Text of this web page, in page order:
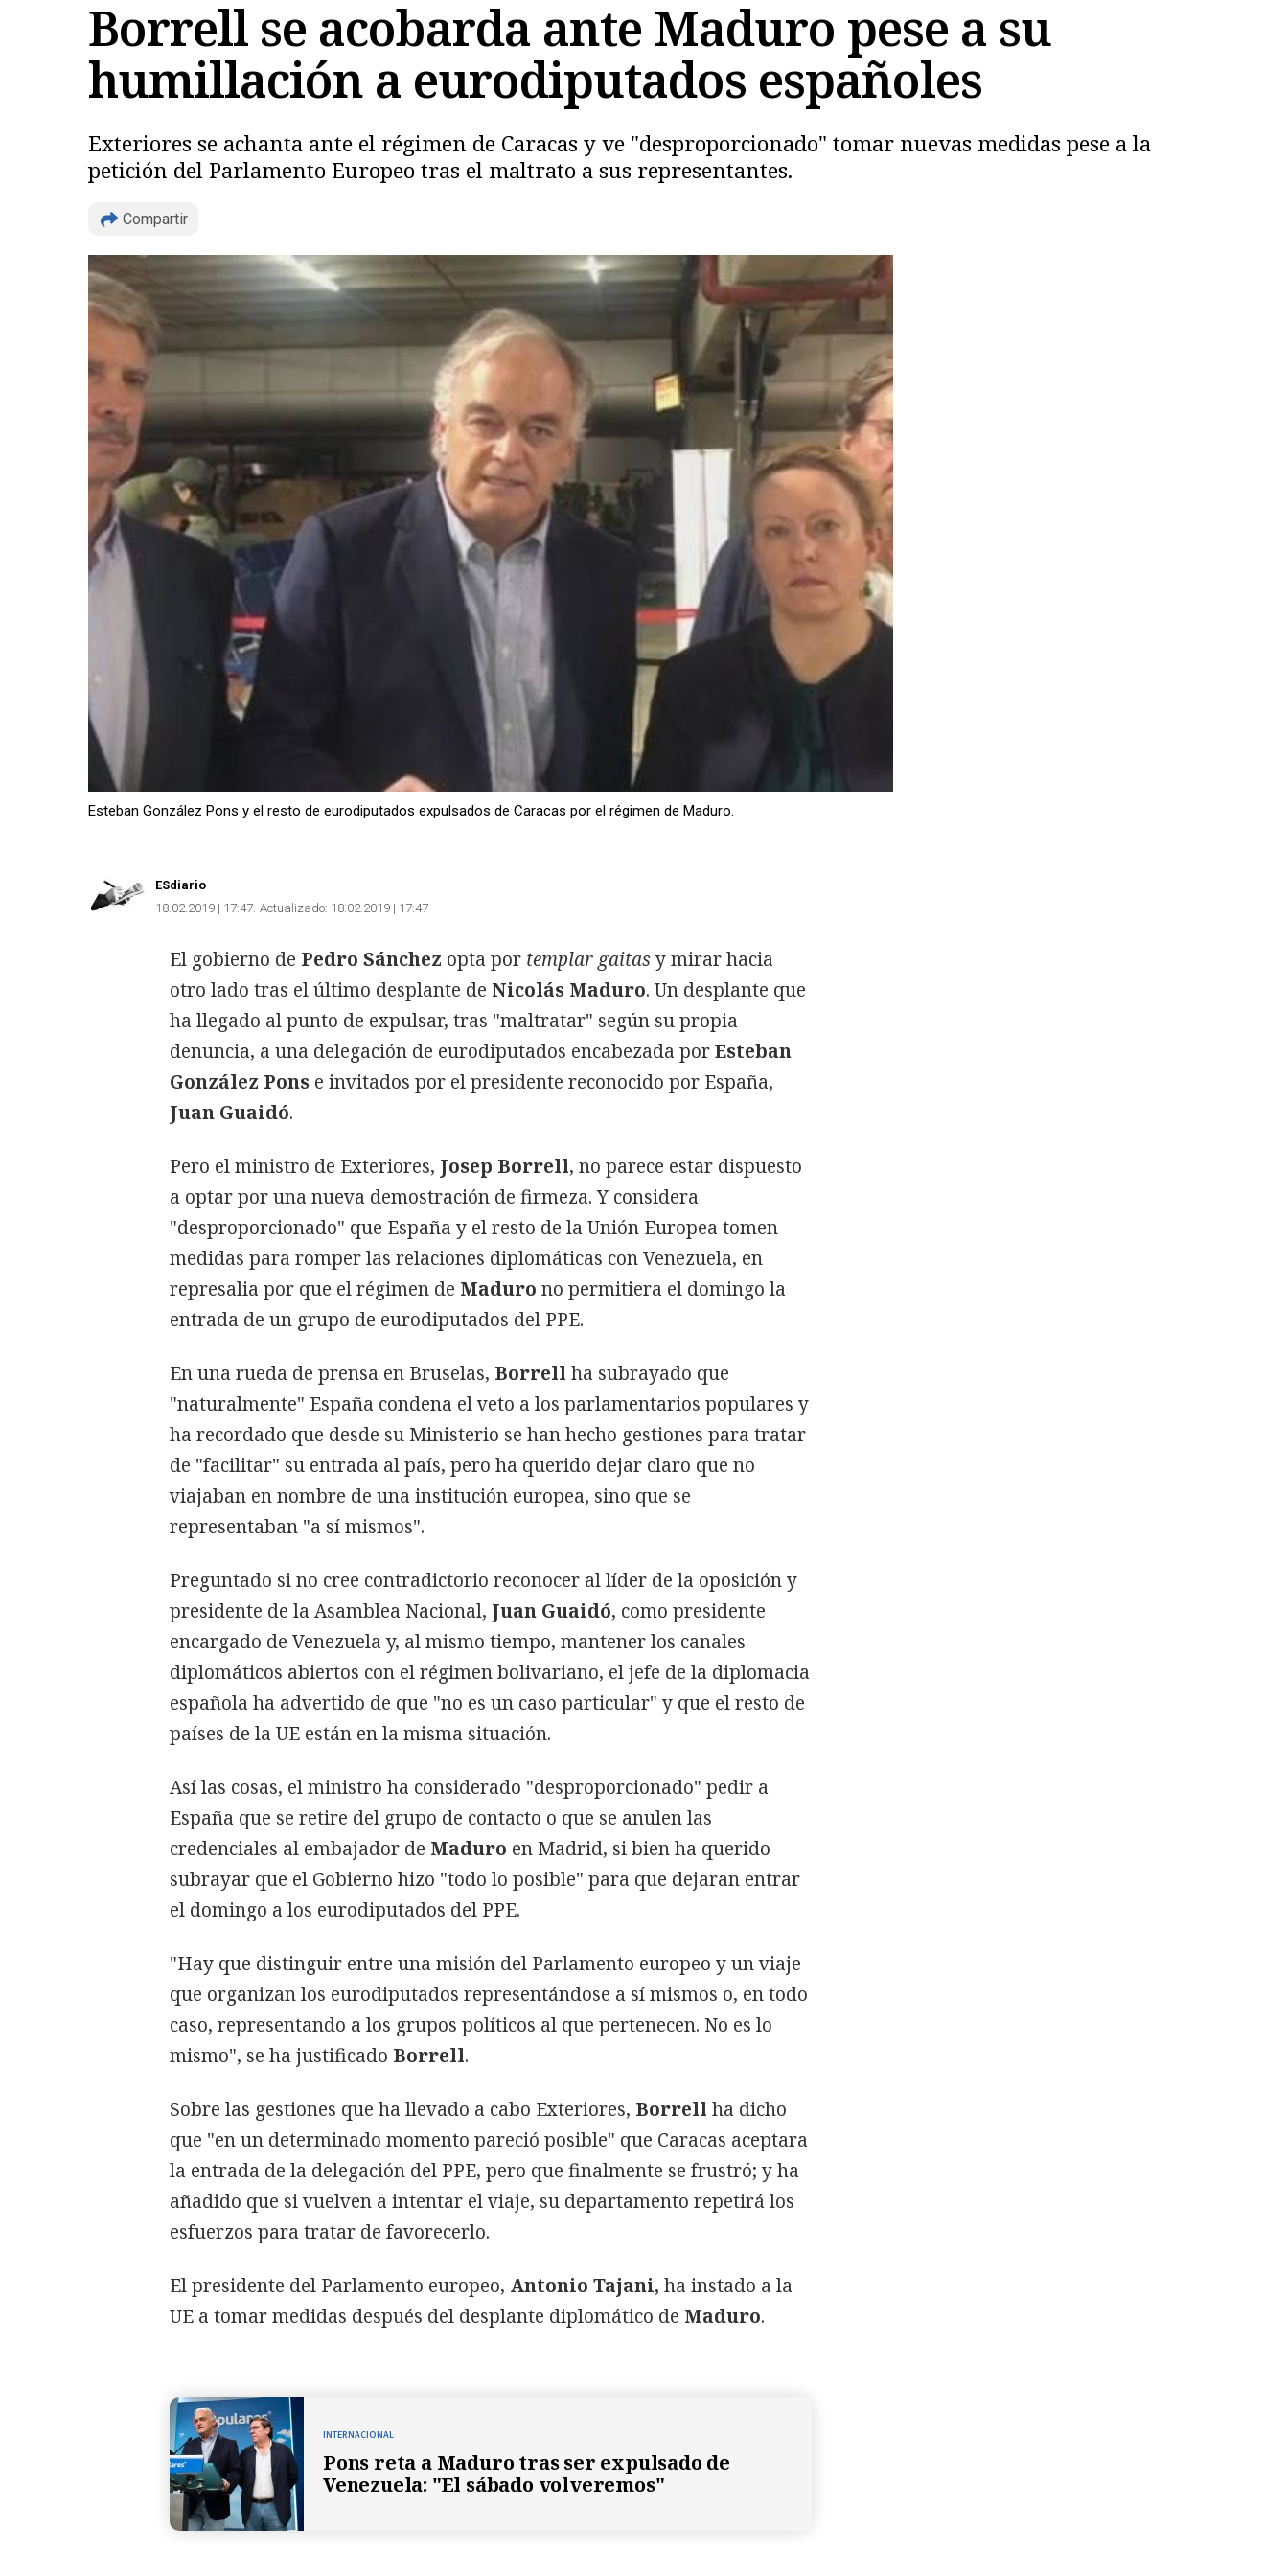
Borrell se acobarda ante Maduro pese a su
humillación a eurodiputados españoles
Exteriores se achanta ante el régimen de Caracas y ve "desproporcionado" tomar nuevas medidas pese a la
petición del Parlamento Europeo tras el maltrato a sus representantes.
Compartir
Copiar
Esteban González Pons y el resto de eurodiputados expulsados de Caracas por el régimen de Maduro.
ESdiario
18.02.2019 | 17:47 Actualizado: 18.02.2019 | 17:47
El gobierno de Pedro Sánchez opta por templar gaitasy mirar hacia
otro lado tras el último desplante de Nicolás Maduro. Un desplante que
ha llegado al punto de expulsar, tras "maltratar" según su propia
denuncia, a una delegación de eurodiputados encabezada porEsteban
González Pons e invitados por el presidente reconocido por España,
Juan Guaidó.
Pero el ministro de Exteriores, Josep Borrell, no parece estar dispuesto
a optar por una nueva demostración de firmeza. Y considera
"desproporcionado" que España y el resto de la Unión Europea tomen
medidas para romper las relaciones diplomáticas con Venezuela, en
represalia por que el régimen de Maduro no permitiera el domingo la
entrada de un grupo de eurodiputados del PPE.
En una rueda de prensa en Bruselas, Borrell ha subrayado que
"naturalmente" España condena el veto a los parlamentarios populares y
ha recordado que desde su Ministerio se han hecho gestiones para tratar
de "facilitar" su entrada al país, pero ha querido dejar claro que no
viajaban en nombre de una institución europea, sino que se
representaban "a sí mismos".
Preguntado si no cree contradictorio reconocer al líder de la oposición y
presidente de la Asamblea Nacional, Juan Guaidó, como presidente
encargado de Venezuela y, al mismo tiempo, mantener los canales
diplomáticos abiertos con el régimen bolivariano, el jefe de la diplomacia
española ha advertido de que "no es un caso particular" y que el resto de
países de la UE están en la misma situación.
Así las cosas, el ministro ha considerado "desproporcionado" pedir a
España que se retire del grupo de contacto o que se anulen las
credenciales al embajador de Maduro en Madrid, si bien ha querido
subrayar que el Gobierno hizo "todo lo posible" para que dejaran entrar
el domingo a los eurodiputados del PPE.
"Hay que distinguir entre una misión del Parlamento europeo y un viaje
que organizan los eurodiputados representándose a sí mismos o, en todo
caso, representando a los grupos políticos al que pertenecen. No es lo
mismo", se ha justificado Borrell.
Sobre las gestiones que ha llevado a cabo Exteriores, Borrell ha dicho
que "en un determinado momento pareció posible" que Caracas aceptara
la entrada de la delegación del PPE, pero que finalmente se frustró; y ha
añadido que si vuelven a intentar el viaje, su departamento repetirá los
esfuerzos para tratar de favorecerlo.
El presidente del Parlamento europeo, Antonio Tajani, ha instado a la
UE a tomar medidas después del desplante diplomático de Maduro.
INTERNACIONAL
Pons reta a Maduro tras ser expulsado de
Venezuela: "El sábado volveremos"